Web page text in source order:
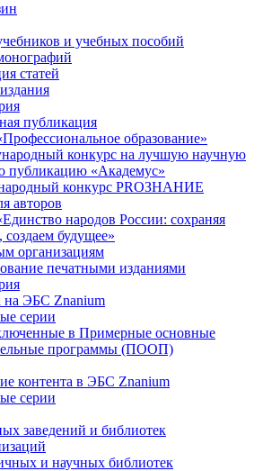
и учебных пособий
статей
публикация
образование»
конкурс на лучшую научную
публикацию «Академус»
конкурс PROЗНАНИЕ
авторов
народов России: сохраняя
создаем будущее»
организациям
печатными изданиями
на ЭБС Znanium
серии
в Примерные основные
программы (ПООП)
контента в ЭБС Znanium
серии
заведений и библиотек
и научных библиотек